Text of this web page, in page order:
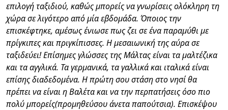
επιλογή ταξιδιού, καθώς μπορείς να γνωρίσεις ολόκληρη τη
χώρα σε λιγότερο από μία εβδομάδα. Όποιος την
επισκέφτηκε, αμέσως ένιωσε πως ζει σε ένα παραμύθι με
πρίγκιπες και πριγκίπισσες. Η μεσαιωνική της αύρα σε
ταξιδεύει! Επίσημες γλώσσες της Μάλτας είναι τα μαλτέζικα
και τα αγγλικά. Τα γερμανικά, τα γαλλικά και ιταλικά είναι
επίσης διαδεδομένα. Η πρώτη σου στάση στο νησί θα
πρέπει να είναι η Βαλέτα και να την περπατήσεις όσο πιο
πολύ μπορείς(προμηθεύσου άνετα παπούτσια). Επισκέψου